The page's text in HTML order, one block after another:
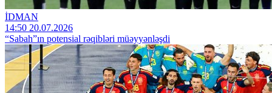
İDMAN
14:50 20.07.2026
“Sabah”ın potensial rəqibləri müəyyənləşdi